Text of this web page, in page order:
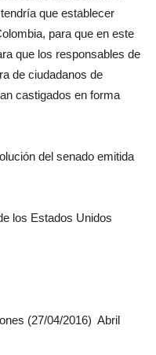
que establecer
para que en este
que los responsables de
de ciudadanos de
castigados en forma
del senado emitida
los Estados Unidos
(27/04/2016) Abril